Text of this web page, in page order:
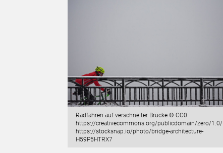
Radfahren auf verschneiter Brücke © CC0
https://creativecommons.org/publicdomain/zero/1.0/
https://stocksnap.io/photo/bridge-architecture-
H59P5HTRX7